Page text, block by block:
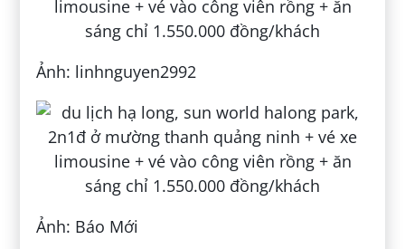
Ảnh: linhnguyen2992
Ảnh: Báo Mới